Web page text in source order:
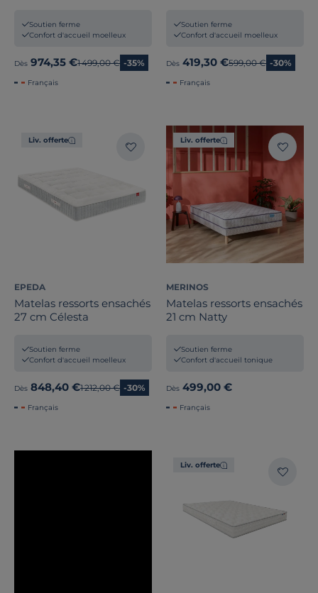
Soutien ferme
Confort d'accueil moelleux
Dès 974,35 €Ancien prix
1 499,00 € -35%
Français
Soutien ferme
Confort d'accueil moelleux
Dès 419,30 €Ancien prix
599,00 € -30%
Français
Liv. offerte
EPEDA
Matelas ressorts ensachés
27 cm Célesta
Soutien ferme
Confort d'accueil moelleux
Dès 848,40 €Ancien prix
1 212,00 € -30%
Français
Liv. offerte
MERINOS
Matelas ressorts ensachés
21 cm Natty
Soutien ferme
Confort d'accueil tonique
Dès 499,00 €
Français
Liv. offerte